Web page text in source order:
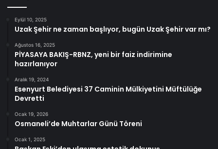
Eylül 10, 2025
Uzak Şehir ne zaman başlıyor, bugün Uzak Şehir var mı?
Ağustos 16, 2025
PİYASAYA BAKIŞ-RBNZ, yeni bir faiz indirimine
hazırlanıyor
Aralık 19, 2024
Esenyurt Belediyesi 37 Caminin Mülkiyetini Müftülüğe
Devretti
Ocak 19, 2026
Osmaneli’de Muhtarlar Günü Töreni
Ocak 1, 2025